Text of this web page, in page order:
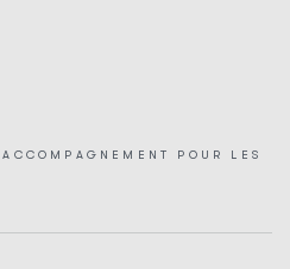
ACCOMPAGNEMENT
POUR LES